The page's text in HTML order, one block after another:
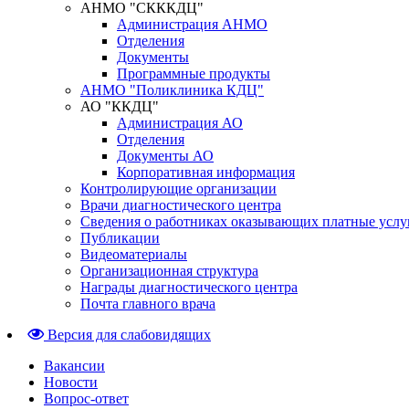
АНМО "СКККДЦ"
Администрация АНМО
Отделения
Документы
Программные продукты
АНМО "Поликлиника КДЦ"
АО "ККДЦ"
Администрация АО
Отделения
Документы АО
Корпоративная информация
Контролирующие организации
Врачи диагностического центра
Сведения о работниках оказывающих платные
Публикации
Видеоматериалы
Организационная структура
Награды диагностического центра
Почта главного врача
Версия для слабовидящих
Вакансии
Новости
Вопрос-ответ